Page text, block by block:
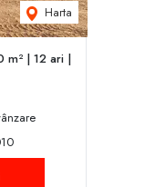
Harta
m² | 12 ari |